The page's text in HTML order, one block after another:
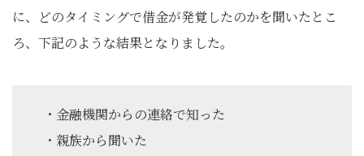
に、どのタイミングで借金が発覚したのかを聞いたとこ
ろ、下記のような結果となりました。
・金融機関からの連絡で知った
・親族から聞いた